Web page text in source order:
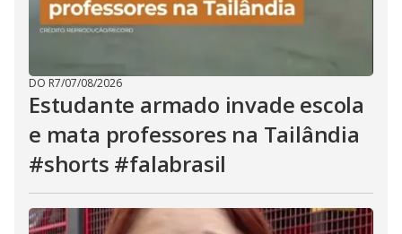
DO R7/07/08/2026
Estudante armado invade escola
e mata professores na Tailândia
#shorts #falabrasil